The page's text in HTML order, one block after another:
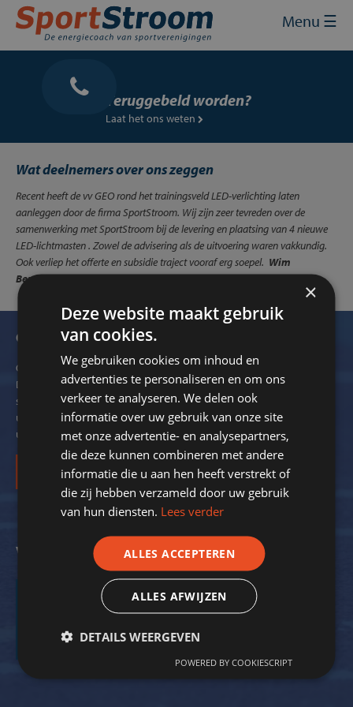
Sluit×
Home
Energie inkopen
Energie opwekken
Financiering en subsidies
Contact
Mijn SportStroom
Skip
content
Menu ☰
Teruggebeld worden?
Laat het ons weten
Wat deelnemers over ons zeggen
Recent heeft de vv GEO rond het trainingsveld LED-verlichting laten
aanleggen door de firma SportStroom. Wij zijn zeer tevreden over de
samenwerking met SportStroom bij de levering en plaatsing van 4 nieuwe
LED-lichtmasten . Zowel de advisering als de uitvoering waren vakkundig.
Ook verliep het offerte en subsidie traject vooraf erg soepel. Wim
Benneker – vv GEO Garmerwolde – 14-03-2019
Ontvang onze nieuwsbrief
Om de 2 maanden verzendt SportStroom een digitale nieuwsbrief.
Dit ter inspiratie en om kennis over energiebesparing bij
sportverenigingen met u te delen. We delen hierin ook voorbeelden
uit de praktijk. Zo krijgt nog meer inzicht in de mogelijkheden voor
uw vereniging.
Inschrijven
Volg ons op social media
Facebook
×
Deze website maakt gebruik
van cookies.
We gebruiken cookies om inhoud en
advertenties te personaliseren en om ons
verkeer te analyseren. We delen ook
informatie over uw gebruik van onze site
met onze advertentie- en analysepartners,
die deze kunnen combineren met andere
informatie die u aan hen heeft verstrekt of
die zij hebben verzameld door uw gebruik
van hun diensten. Lees verder
ALLES ACCEPTEREN
ALLES AFWIJZEN
DETAILS WEERGEVEN
POWERED BY COOKIESCRIPT